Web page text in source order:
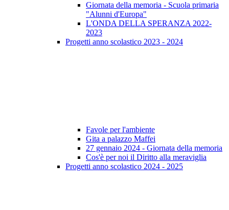
Giornata della memoria - Scuola primaria
"Alunni d'Europa"
L'ONDA DELLA SPERANZA 2022-
2023
Progetti anno scolastico 2023 - 2024
Favole per l'ambiente
Gita a palazzo Maffei
27 gennaio 2024 - Giornata della memoria
Cos'è per noi il Diritto alla meraviglia
Progetti anno scolastico 2024 - 2025